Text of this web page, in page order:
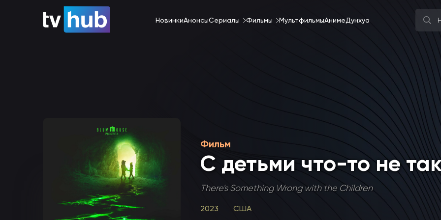
НовинкиАнонсыСериалы Фильмы МультфильмыАнимеДунхуа
Фильм
С детьми что-то не
There's Something Wrong with the Children
2023 США